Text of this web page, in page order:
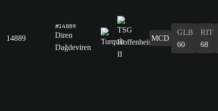
14889
#14889
Diren
Dağdeviren
MCD
GLB
60
RIT
68